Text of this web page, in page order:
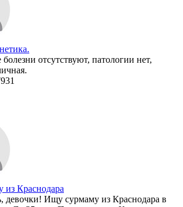
отсутствуют, патологии нет,
Краснодара
девочки! Ищу сурмаму из Краснодара в